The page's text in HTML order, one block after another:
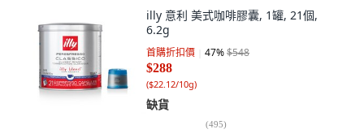
illy 意利 美式咖啡膠囊, 1罐, 21個,
6.2g
首購折扣價 47%$548
$288
($22.12/10g)
缺貨
(495)